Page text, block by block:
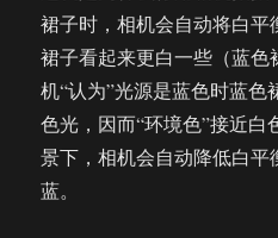
裙子时，相机会自动将白
裙子看起来更白一些（蓝
机“认为”光源是蓝色时蓝
色光，因而“环境色”接近
景下，相机会自动降低白
蓝。